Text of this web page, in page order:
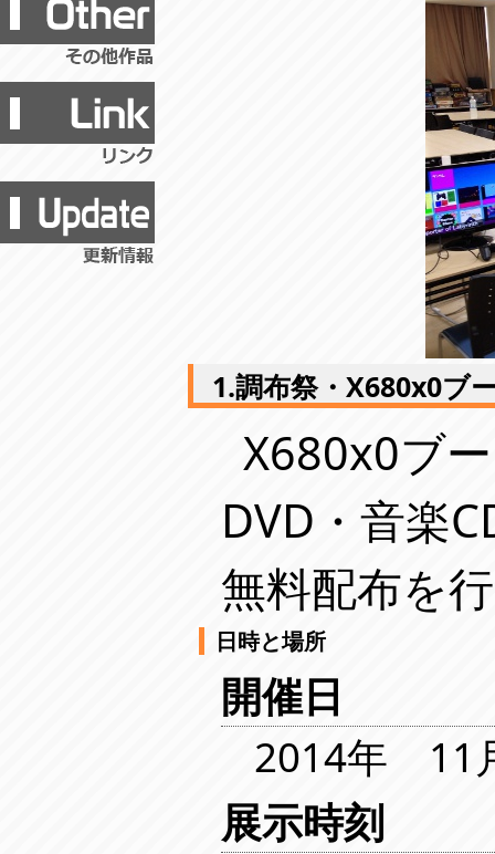
1.調布祭・X680x0ブ
X680x0ブ
DVD・音楽
無料配布を
日時と場所
開催日
2014年 11
展示時刻